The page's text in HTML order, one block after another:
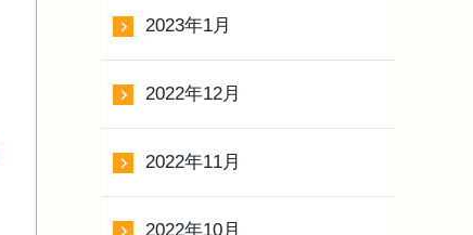
2023年1月
2022年12月
2022年11月
2022年10月